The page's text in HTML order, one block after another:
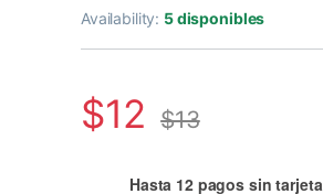
Availability: 5 disponibles
$12 $13
Hasta 12 pagos sin tarjeta